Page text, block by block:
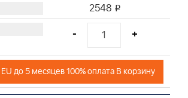
2548 i
- +
до 5 месяцев 100% оплата В корзину